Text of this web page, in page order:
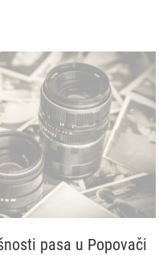
pasa u Popovači